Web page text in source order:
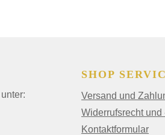
SHOP
Versand und
Widerrufsrecht und
Kontaktformular